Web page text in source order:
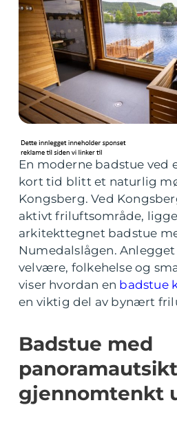
En moderne badstue ved
kort tid blitt et naturlig
Kongsberg. Ved
aktivt friluftsområde,
arkitekttegnet badstue
Numedalslågen.
velvære, folkehelse og
viser hvordan en badstue
en viktig del av bynært
Badstue med
gjennomtenkt